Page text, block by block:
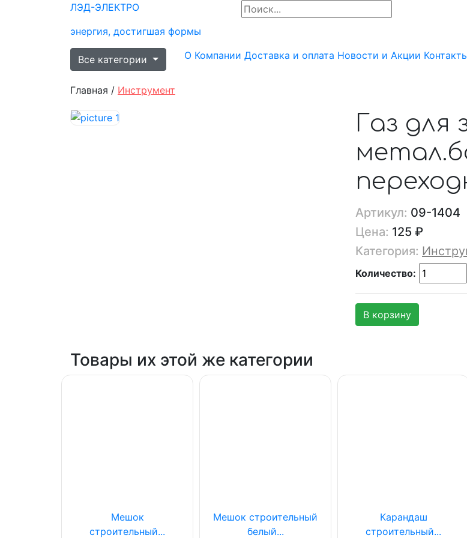
ЛЭД-ЭЛЕКТРО
энергия, достигшая формы
Все категории О Компании Доставка и оплата Новости и Акции
Главная / Инструмент
Газ для
Артикул: 09-1404
Цена: 125 ₽
Категория:
Количество:
В корзину
Товары их этой же категории
Мешок
строительный...
Мешок строительный
белый...
Карандаш
строительный...